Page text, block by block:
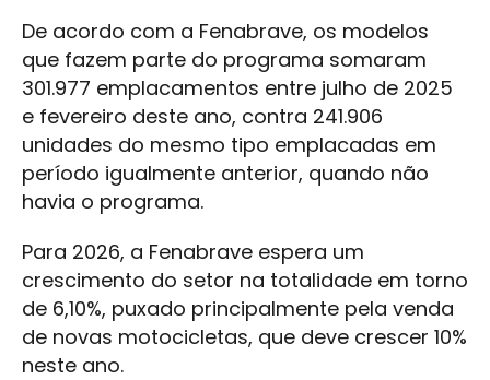
De acordo com a Fenabrave, os modelos
que fazem parte do programa somaram
301.977 emplacamentos entre julho de 2025
e fevereiro deste ano, contra 241.906
unidades do mesmo tipo emplacadas em
período igualmente anterior, quando não
havia o programa.
Para 2026, a Fenabrave espera um
crescimento do setor na totalidade em torno
de 6,10%, puxado principalmente pela venda
de novas motocicletas, que deve crescer 10%
neste ano.